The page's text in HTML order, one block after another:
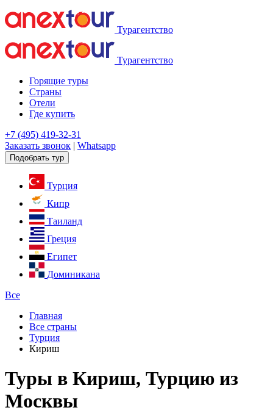
Турагентство
Турагентство
Горящие туры
Страны
Отели
Где купить
+7 (495) 419-32-31
Заказать звонок | Whatsapp
Подобрать тур
Турция
Кипр
Таиланд
Греция
Египет
Доминикана
Все
Главная
Все страны
Турция
Кириш
Туры в Кириш, Турцию из
Москвы